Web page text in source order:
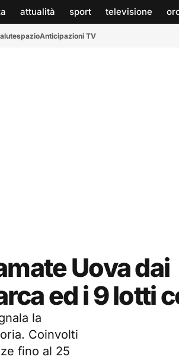
attualità sport televisione
spazioAnticipazioni TV
Uova dai
ed i 9 lotti
la
Coinvolti
fino al 25